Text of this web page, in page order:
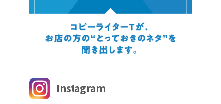
Instagram